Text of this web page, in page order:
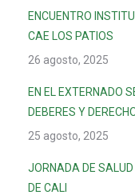
ENCUENTRO
CAE LOS PATIOS
26 agosto, 2025
EN EL EXTERNADO
DEBERES Y
25 agosto, 2025
JORNADA DE
DE CALI